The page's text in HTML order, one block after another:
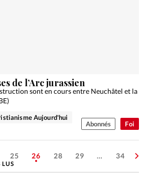
Foi
de l’Arc jurassien
sont en cours entre Neuchâtel et la
Aujourd'hui
Abonnés
25 26 28 29 … 34
LUS